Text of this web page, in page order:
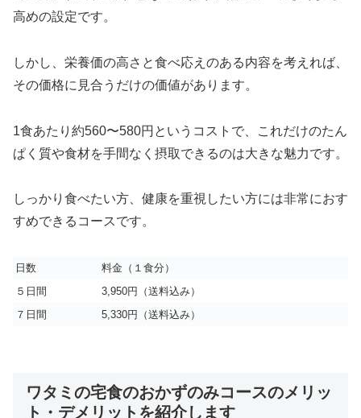
高めの設定です。
しかし、栄養価の高さと食べ応えのある内容を考えれば、
その価格に見合うだけの価値があります。
1食あたり約560〜580円というコストで、これだけのたん
ぱく質や食材を手間なく摂取できるのは大きな魅力です。
しっかり食べたい方、健康を重視したい方には非常におす
すめできるコースです。
日数
料金（１食分）
５日間
3,950円（送料込み）
７日間
5,330円（送料込み）
ワタミの宅食のおかずのみコースのメリッ
ト・デメリットを紹介します